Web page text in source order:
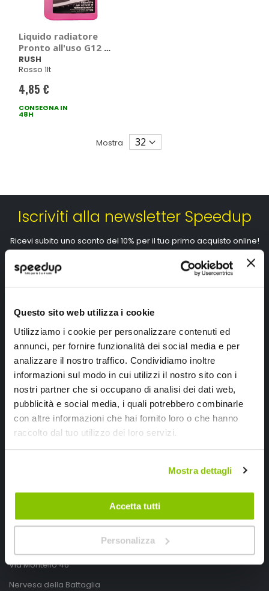
Questo sito web utilizza i cookie
Utilizziamo i cookie per personalizzare contenuti ed
annunci, per fornire funzionalità dei social media e per
analizzare il nostro traffico. Condividiamo inoltre
informazioni sul modo in cui utilizzi il nostro sito con i
nostri partner che si occupano di analisi dei dati web,
pubblicità e social media, i quali potrebbero combinarle
con altre informazioni che hai fornito loro o che hanno
raccolto dal tuo utilizzo dei loro servizi.
Mostra dettagli
Accetta tutti
Personalizza
Liquido radiatore
Pronto all'uso G12 -
RUSH
RUSH
Rosso 1lt
4,85 €
CONSEGNA IN
48H
Mostra
Iscriviti alla newsletter Speedup
Ricevi subito uno sconto del 10% per il tuo primo acquisto online!
Ho letto e accettato il documentoprivacy policy
Iscrivimi
Segui SPEEDUP.IT
Via Montello 46
Nervesa della Battaglia